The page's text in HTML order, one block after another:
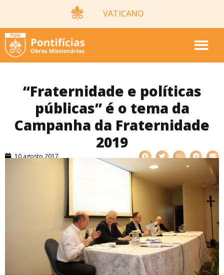
VATICANO
“Fraternidade e políticas
públicas” é o tema da
Campanha da Fraternidade
2019
10 agosto 2017